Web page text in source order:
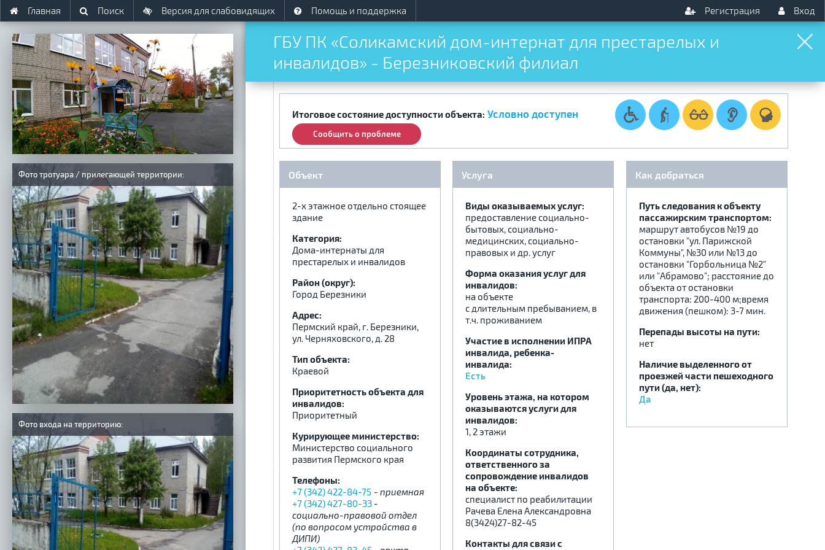
..
Главная Поиск Версия для слабовидящих Помощь и поддержка Вход
Регистрация
ГБУ ПК «Соликамский дом-интернат для престарелых и
инвалидов» - Березниковский филиал
Итоговое состояние доступности объекта: Условно доступен
Сообщить о проблеме
Объект
2-х этажное отдельно стоящее
здание
Категория:
Дома-интернаты для
престарелых и инвалидов
Район (округ):
Город Березники
Адрес:
Пермский край, г. Березники,
ул. Черняховского, д. 28
Тип объекта:
Краевой
Приоритетность объекта для
инвалидов:
Приоритетный
Курирующее министерство:
Министерство социального
развития Пермского края
Телефоны:
+7 (342) 422-84-75 - приемная
+7 (342) 427-80-33 -
социально-правовой отдел
(по вопросом устройства в
ДИПИ)
Услуга
Виды оказываемых услуг:
предоставление социально-
бытовых, социально-
медицинских, социально-
правовых и др. услуг
Форма оказания услуг для
инвалидов:
на объекте
с длительным пребыванием, в
т.ч. проживанием
Участие в исполнении ИПРА
инвалида, ребенка-
инвалида:
Есть
Уровень этажа, на котором
оказываются услуги для
инвалидов:
1, 2 этажи
Координаты сотрудника,
ответственного за
сопровождение инвалидов
на объекте:
специалист по реабилитации
Рачева Елена Александровна
8(3424)27-82-45
Контакты для связи с
Как добраться
Путь следования к объекту
пассажирским транспортом:
маршрут автобусов №19 до
остановки "ул. Парижской
Коммуны", №30 или №13 до
остановки "Горбольница №2"
или "Абрамово"; расстояние до
объекта от остановки
транспорта: 200-400 м;время
движения (пешком): 3-7 мин.
Перепады высоты на пути:
нет
Наличие выделенного от
проезжей части пешеходного
пути (да, нет):
Да
Фото тротуара / прилегающей территории:
Фото входа на территорию: